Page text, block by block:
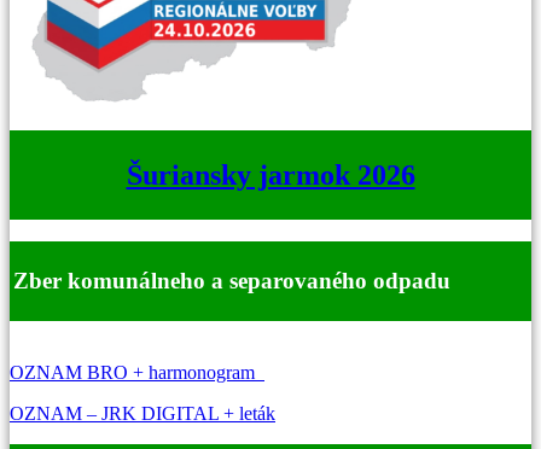
Šuriansky jarmok 2026
Zber komunálneho a separovaného odpadu
OZNAM BRO + harmonogram
OZNAM – JRK DIGITAL + leták